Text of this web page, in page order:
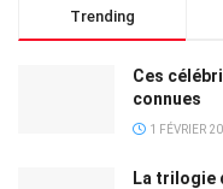
Trending
Ces
connues
1 FÉVRIER
La trilogie